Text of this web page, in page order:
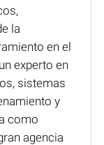
la
en el
experto en
sistemas
y
como
agencia